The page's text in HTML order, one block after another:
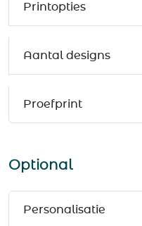
Printopties
Aantal designs
Proefprint
Optional
Personalisatie